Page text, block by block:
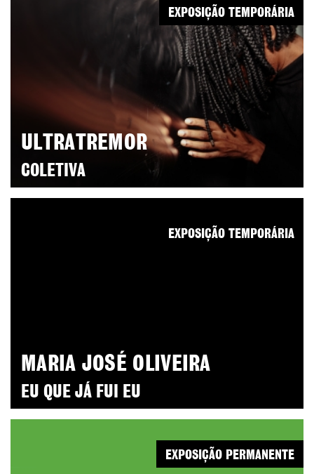
ULTRATREMOR
COLETIVA
EXPOSIÇÃO TEMPORÁRIA
MARIA JOSÉ OLIVEIRA
EU QUE JÁ FUI EU
EXPOSIÇÃO TEMPORÁRIA
EXPOSIÇÃO PERMANENTE